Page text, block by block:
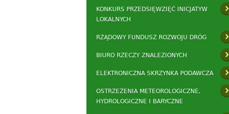
KONKURS PRZEDSIĘWZIĘĆ INICJATYW
LOKALNYCH
RZĄDOWY FUNDUSZ ROZWOJU DRÓG
BIURO RZECZY ZNALEZIONYCH
ELEKTRONICZNA SKRZYNKA PODAWCZA
OSTRZEŻENIA METEOROLOGICZNE,
HYDROLOGICZNE I BARYCZNE